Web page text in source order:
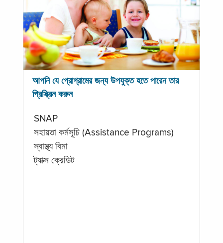
আপনি যে প্রোগ্রামের জন্য উপযুক্ত হতে পারেন তার
প্রিস্ক্রিন করুন
SNAP
সহায়তা কর্মসূচি (Assistance Programs)
স্বাস্থ্য বিমা
ট্যাক্স ক্রেডিট